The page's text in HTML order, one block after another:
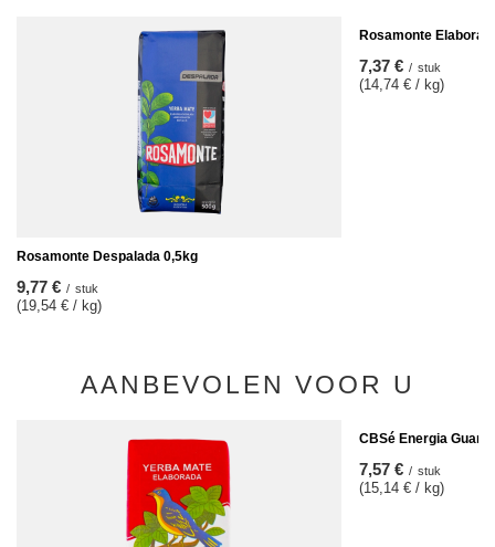
Rosamonte Despalada 0,5kg
9,77 € / stuk
(19,54 € / kg)
Rosamonte
7,37 € / stuk
(14,74 € / kg)
AANBEVOLEN VOOR U
CBSé Energia
7,57 € / stuk
(15,14 € / kg)